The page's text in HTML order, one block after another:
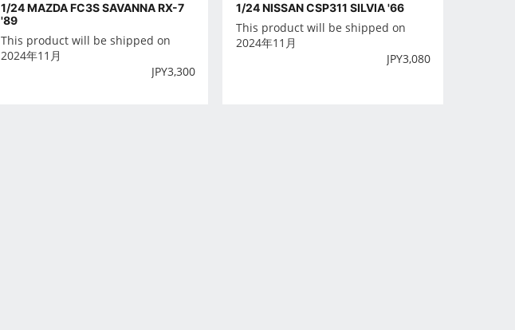
1/24 MAZDA FC3S SAVANNA RX-7
'89
This product will be shipped on
2024年11月
JPY3,300
1/24 NISSAN CSP311 SILVIA '66
This product will be shipped on
2024年11月
JPY3,080